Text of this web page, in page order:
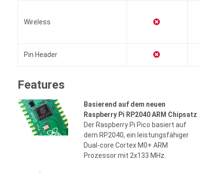
Wireless
Pin Header
Features
Basierend auf dem neuen
Raspberry Pi RP2040 ARM Chipsatz
Der Raspberry Pi Pico basiert auf
dem RP2040, ein leistungsfähiger
Dual-core Cortex M0+ ARM
Prozessor mit 2x133 MHz.